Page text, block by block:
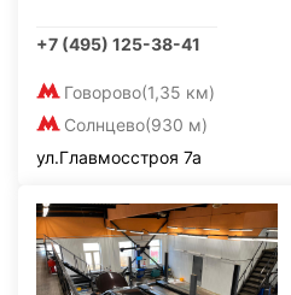
+7 (495) 125-38-41
Говорово(1,35 км)
Солнцево(930 м)
ул.Главмосстроя 7а